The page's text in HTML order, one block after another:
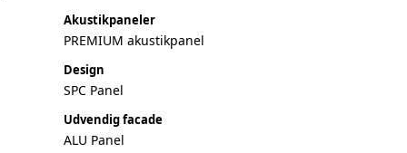
Akustikpaneler
PREMIUM akustikpanel
Design
SPC Panel
Udvendig facade
ALU Panel